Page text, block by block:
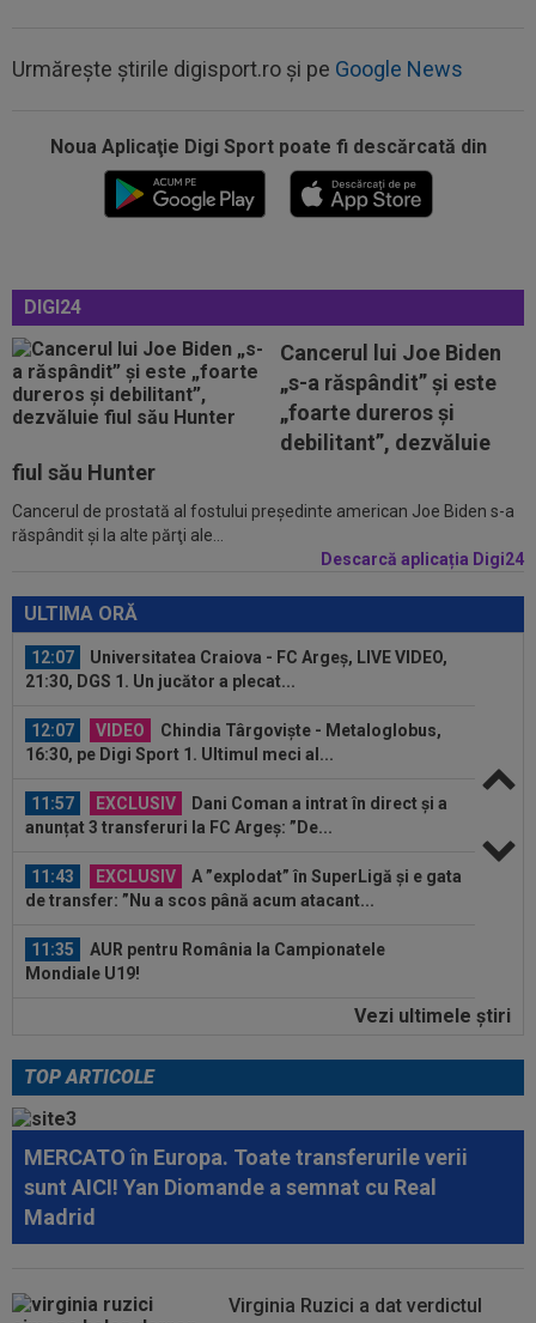
Urmărește știrile digisport.ro și pe Google News
Noua Aplicaţie Digi Sport poate fi descărcată din
DIGI24
Cancerul lui Joe Biden
„s-a răspândit” şi este
„foarte dureros și
debilitant”, dezvăluie
fiul său Hunter
Cancerul de prostată al fostului preşedinte american Joe Biden s-a
răspândit şi la alte părţi ale...
Descarcă aplicația Digi24
ULTIMA ORĂ
12:07 VIDEO
Chindia Târgoviște - Metaloglobus,
16:30, pe Digi Sport 1. Ultimul meci al...
EXCLUSIV
Dani Coman a intrat în direct și a
11:43 EXCLUSIV
A ”explodat” în SuperLigă și e gata
de transfer: ”Nu a scos până acum atacant...
11:35
AUR pentru România la Campionatele
Mondiale U19!
Lionel Messi a ajuns în Argentina,
după moartea tatălui său
12:20 FOTO
Cristiano Ronaldo nu s-a putut abține,
după ce sute de oameni au apărut la...
DGS 2. Benfica - Academico Viseu, 22:30...
12:07
Universitatea Craiova - FC Argeș, LIVE VIDEO,
21:30, DGS 1. Un jucător a plecat...
12:07 VIDEO
Chindia Târgoviște - Metaloglobus,
16:30, pe Digi Sport 1. Ultimul meci al...
11:57 EXCLUSIV
Dani Coman a intrat în direct și a
anunțat 3 transferuri la FC Argeș: ”De...
11:43 EXCLUSIV
A ”explodat” în SuperLigă și e gata
de transfer: ”Nu a scos până acum atacant...
11:35
AUR pentru România la Campionatele
Mondiale U19!
Lionel Messi a ajuns în Argentina,
12:20 FOTO
Cristiano Ronaldo nu s-a putut abține,
după ce sute de oameni au apărut la...
12:16 VIDEO
FC Porto - Alverca, LIVE VIDEO, 20:00,
DGS 2. Benfica - Academico Viseu, 22:30...
12:07
Universitatea Craiova - FC Argeș, LIVE VIDEO,
12:07 VIDEO
Chindia Târgoviște - Metaloglobus,
Vezi ultimele ştiri
TOP ARTICOLE
MERCATO în Europa. Toate transferurile verii
sunt AICI! Yan Diomande a semnat cu Real
Madrid
Virginia Ruzici a dat verdictul